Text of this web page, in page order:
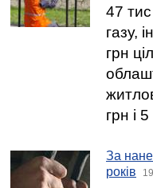
47 тис
газу,
грн
грн і 5
За
років